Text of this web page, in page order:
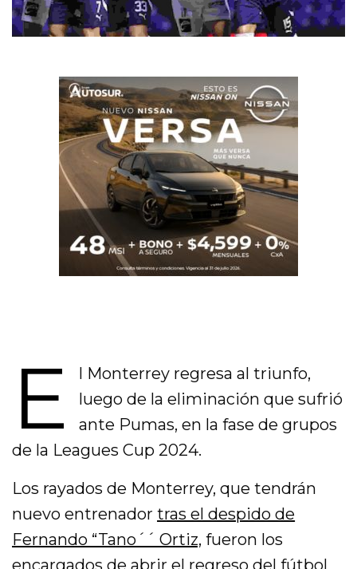
E
l Monterrey regresa al triunfo,
luego de la eliminación que sufrió
ante Pumas, en la fase de grupos
de la Leagues Cup 2024.
Los rayados de Monterrey, que tendrán
nuevo entrenadortras el despido de
Fernando “Tano´´ Ortiz, fueron los
encargados de abrir el regreso del fútbol